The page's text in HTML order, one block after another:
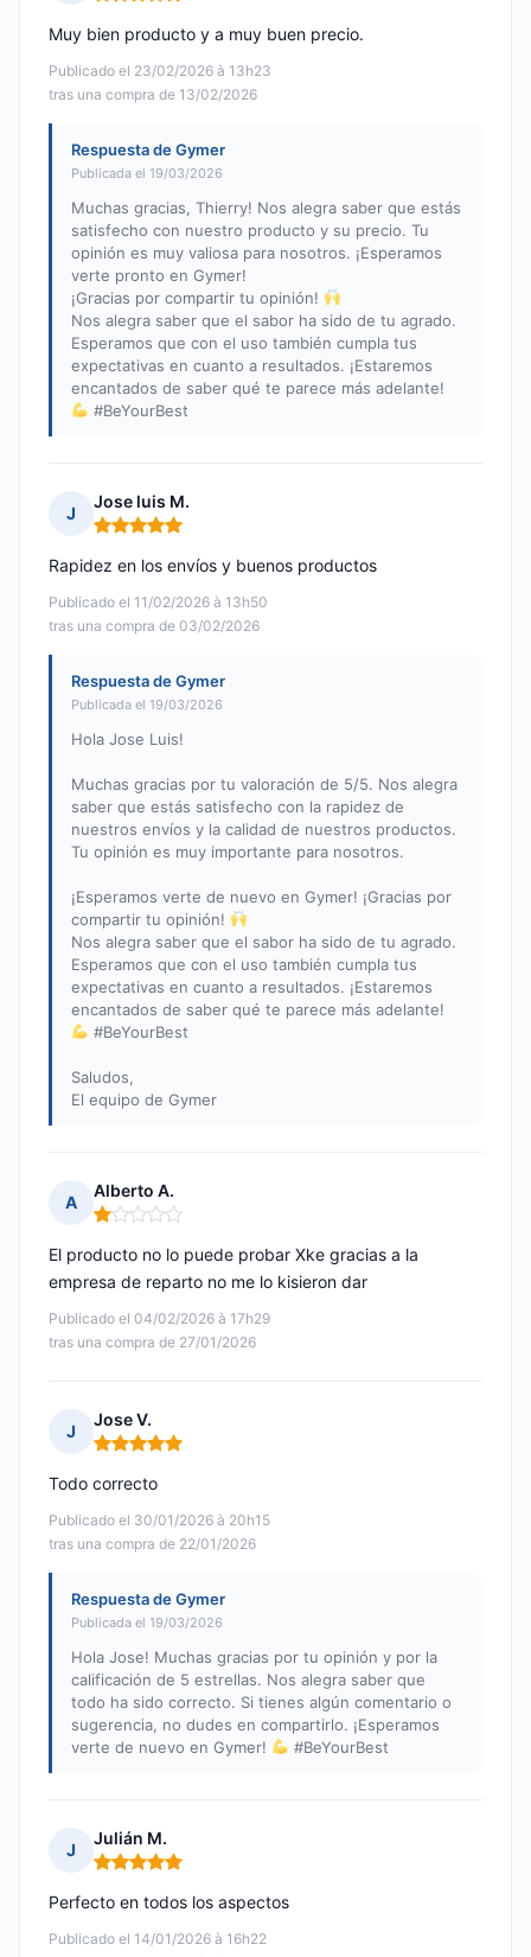
Publicado el 23/02/2026 à 13h23
tras una compra de 13/02/2026
Muy bien producto y a muy buen precio.
Respuesta de Gymer
Publicada el 19/03/2026
Muchas gracias, Thierry! Nos alegra saber que estás
satisfecho con nuestro producto y su precio. Tu
opinión es muy valiosa para nosotros. ¡Esperamos
verte pronto en Gymer!
¡Gracias por compartir tu opinión!
Nos alegra saber que el sabor ha sido de tu agrado.
Esperamos que con el uso también cumpla tus
expectativas en cuanto a resultados. ¡Estaremos
encantados de saber qué te parece más adelante!
#BeYourBest
J
Jose luis M.
Nota: 5 de 5
Publicado el 11/02/2026 à 13h50
tras una compra de 03/02/2026
Rapidez en los envíos y buenos productos
Respuesta de Gymer
Publicada el 19/03/2026
Hola Jose Luis!
Muchas gracias por tu valoración de 5/5. Nos alegra
saber que estás satisfecho con la rapidez de
nuestros envíos y la calidad de nuestros productos.
Tu opinión es muy importante para nosotros.
¡Esperamos verte de nuevo en Gymer! ¡Gracias por
compartir tu opinión!
Nos alegra saber que el sabor ha sido de tu agrado.
Esperamos que con el uso también cumpla tus
expectativas en cuanto a resultados. ¡Estaremos
encantados de saber qué te parece más adelante!
#BeYourBest
Saludos,
El equipo de Gymer
A
Alberto A.
Nota: 1 de 5
Publicado el 04/02/2026 à 17h29
tras una compra de 27/01/2026
El producto no lo puede probar Xke gracias a la
empresa de reparto no me lo kisieron dar
J
Jose V.
Nota: 5 de 5
Publicado el 30/01/2026 à 20h15
tras una compra de 22/01/2026
Todo correcto
Respuesta de Gymer
Publicada el 19/03/2026
Hola Jose! Muchas gracias por tu opinión y por la
calificación de 5 estrellas. Nos alegra saber que
todo ha sido correcto. Si tienes algún comentario o
sugerencia, no dudes en compartirlo. ¡Esperamos
verte de nuevo en Gymer!
#BeYourBest
J
Julián M.
Nota: 5 de 5
Publicado el 14/01/2026 à 16h22
Perfecto en todos los aspectos